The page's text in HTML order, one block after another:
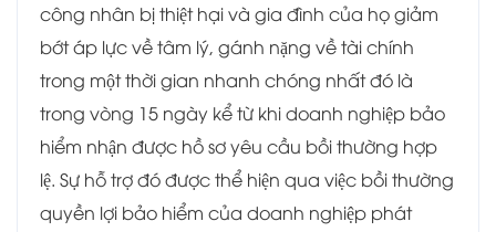
công nhân bị thiệt hại và gia đình của họ giảm
bớt áp lực về tâm lý, gánh nặng về tài chính
trong một thời gian nhanh chóng nhất đó là
trong vòng 15 ngày kể từ khi doanh nghiệp bảo
hiểm nhận được hồ sơ yêu cầu bồi thường hợp
lệ. Sự hỗ trợ đó được thể hiện qua việc bồi thường
quyền lợi bảo hiểm của doanh nghiệp phát